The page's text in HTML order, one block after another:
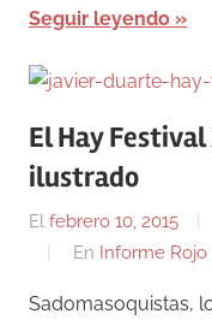
Seguir leyendo
El Hay
ilustrado
El febrero 10, 2015
En Informe Rojo
Sadomasoquistas,